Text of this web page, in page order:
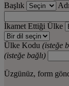
Başlık
Adı
İkamet Ettiği Ülke
Ülke Kodu (isteğe
(isteğe bağlı)
Üzgünüz, form